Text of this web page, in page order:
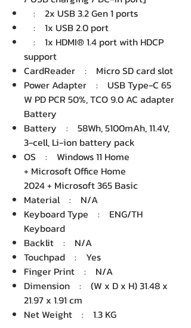
: 2x USB 3.2 Gen 1 ports
: 1x USB 2.0 port
: 1x HDMI® 1.4 port with HDCP
support
CardReader : Micro SD card slot
Power Adapter : USB Type-C 65
W PD PCR 50%, TCO 9.0 AC adapter
Battery
Battery : 58Wh, 5100mAh, 11.4V,
3-cell, Li-ion battery pack
OS : Windows 11 Home
+ Microsoft Office Home
2024 + Microsoft 365 Basic
Material : N/A
Keyboard Type : ENG/TH
Keyboard
Backlit : N/A
Touchpad : Yes
Finger Print : N/A
Dimension : (W x D x H) 31.48 x
21.97 x 1.91 cm
Net Weight : 1.3 KG